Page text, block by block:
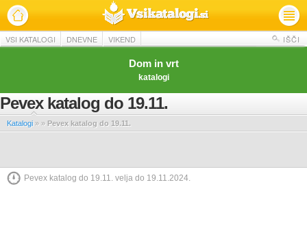
VSI KATALOGI DNEVNE VIKEND IŠČI
Dom in vrt
katalogi
Pevex katalog do 19.11.
Katalogi » » Pevex katalog do 19.11.
Pevex katalog do 19.11. velja do 19.11.2024.